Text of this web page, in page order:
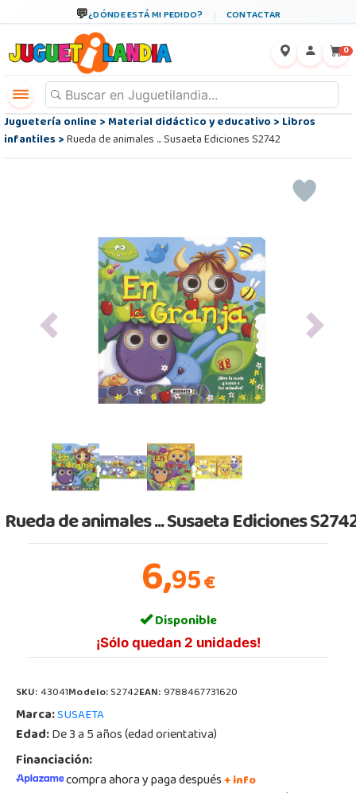
¿DÓNDE ESTÁ MI PEDIDO? CONTACTAR
0
Juguetería online>Material didáctico y educativo>Libros
infantiles>Rueda de animales ... Susaeta Ediciones S2742
Previous Next
Rueda de animales ... Susaeta Ediciones
6,95€
Disponible
¡Sólo quedan 2 unidades!
SKU:43041Modelo:S2742EAN:9788467731620
Marca:SUSAETA
Edad:De 3 a 5 años (edad orientativa)
Financiación:
compra ahora y paga después+ info